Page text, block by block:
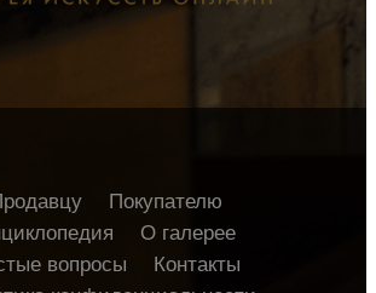
Покупателю
О галерее
вопросы
Контакты